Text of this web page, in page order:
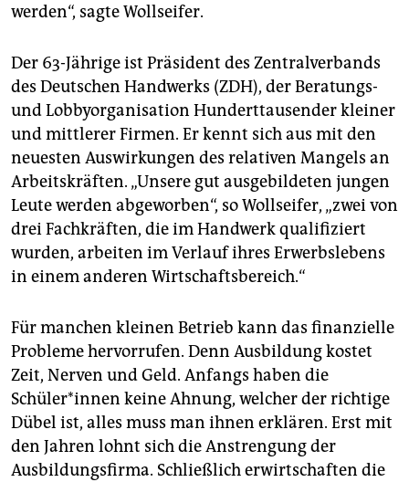
werden“, sagte Wollseifer.
Der 63-Jährige ist Präsident des Zentralverbands
des Deutschen Handwerks (ZDH), der Beratungs-
und Lobbyorganisation Hunderttausender kleiner
und mittlerer Firmen. Er kennt sich aus mit den
neuesten Auswirkungen des relativen Mangels an
Arbeitskräften. „Unsere gut ausgebildeten jungen
Leute werden abgeworben“, so Wollseifer, „zwei von
drei Fachkräften, die im Handwerk qualifiziert
wurden, arbeiten im Verlauf ihres Erwerbslebens
in einem anderen Wirtschaftsbereich.“
Für manchen kleinen Betrieb kann das finanzielle
Probleme hervorrufen. Denn Ausbildung kostet
Zeit, Nerven und Geld. Anfangs haben die
Schüler*innen keine Ahnung, welcher der richtige
Dübel ist, alles muss man ihnen erklären. Erst mit
den Jahren lohnt sich die Anstrengung der
Ausbildungsfirma. Schließlich erwirtschaften die